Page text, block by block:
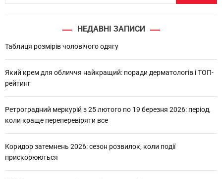
НЕДАВНІ ЗАПИСИ
Таблиця розмірів чоловічого одягу
Який крем для обличчя найкращий: поради дерматологів і ТОП-
рейтинг
Ретроградний меркурій з 25 лютого по 19 березня 2026: період,
коли краще переперевіряти все
Коридор затемнень 2026: сезон розвилок, коли події
прискорюються